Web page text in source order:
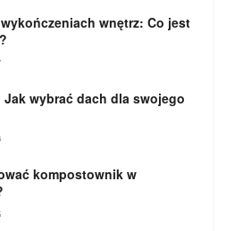
wnętrz: Co jest
Jak wybrać dach dla swojego
kompostownik w